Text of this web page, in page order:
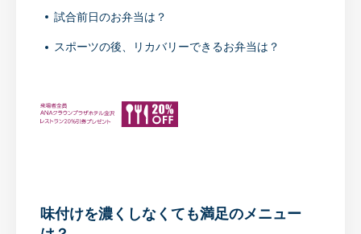
試合前日のお弁当は？
スポーツの後、リカバリーできるお弁当は？
味付けを濃くしなくても満足のメニュー